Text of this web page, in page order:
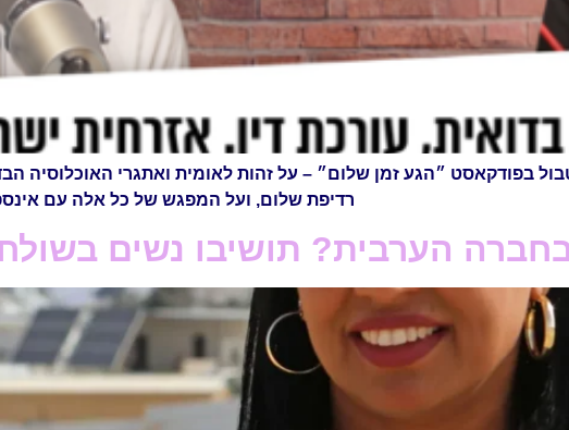
בפודקאסט ״הגע זמן שלום״ – על זהות לאומית ואתגרי האוכלוסיה
רדיפת שלום, ועל המפגש של כל אלה עם
הערבית? תושיבו נשים